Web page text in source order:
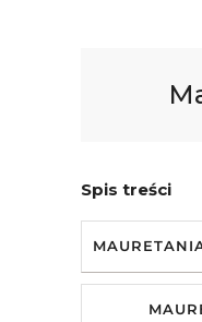
Spis treści